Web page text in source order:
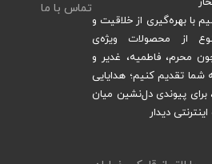
با بهره‌گیری از خلاقیت و
از محصولات ویژه‌ی
محرم، فاطمیه، غدیر و
شما تقدیم کنیم؛ هدایایی
برای پیوندی دل‌نشین میان
دیدار
تماس با ما